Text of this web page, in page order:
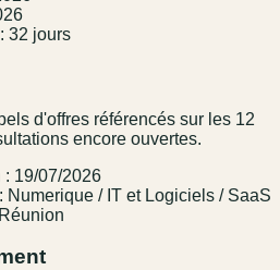
32 jours
d'offres référencés sur les 12
encore ouvertes.
: 19/07/2026
Numerique / IT et Logiciels / SaaS